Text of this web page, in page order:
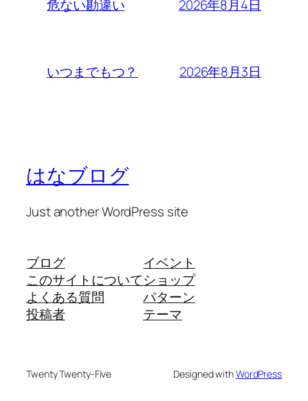
危ない勘違い 2026年8月4日
いつまでもつ？ 2026年8月3日
はなブログ
Just another WordPress site
ブログ
このサイトについて
よくある質問
投稿者
イベント
ショップ
パターン
テーマ
Twenty Twenty-Five Designed withWordPress